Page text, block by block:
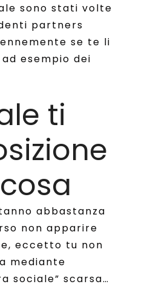
sono stati volte
partners
se te li
esempio dei
ti
abbastanza
non apparire
eccetto tu non
mediante
sociale” scarsa…